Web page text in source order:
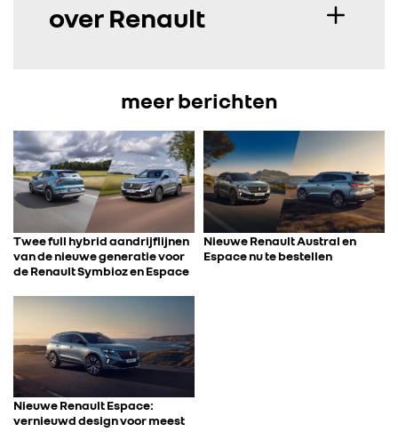
CONTACT
over Renault
meer berichten
Twee full hybrid aandrijflijnen
van de nieuwe generatie voor
de Renault Symbioz en Espace
Nieuwe Renault Austral en
Espace nu te bestellen
Nieuwe Renault Espace:
vernieuwd design voor meest